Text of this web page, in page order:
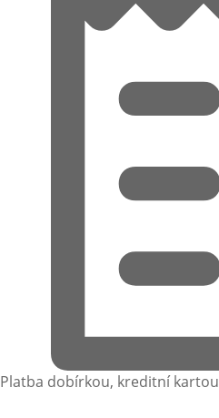
Platba dobírkou, kreditní kartou